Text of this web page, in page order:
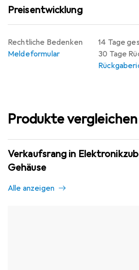
Preisentwicklung
14 Tage
30 Tage
Rechtliche Bedenken
Meldeformular
Produkte vergleichen
Verkaufsrang in
Gehäuse
Alle anzeigen